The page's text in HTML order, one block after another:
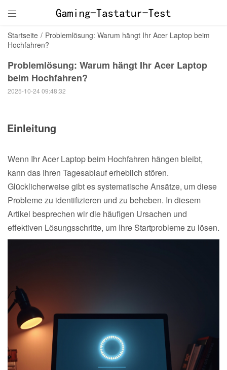

Startseite / Problemlösung: Warum hängt Ihr Acer Laptop beim
Hochfahren?
Problemlösung: Warum hängt Ihr Acer Laptop
beim Hochfahren?
2025-10-24 09:48:32
Einleitung
Wenn Ihr Acer Laptop beim Hochfahren hängen bleibt,
kann das Ihren Tagesablauf erheblich stören.
Glücklicherweise gibt es systematische Ansätze, um diese
Probleme zu identifizieren und zu beheben. In diesem
Artikel besprechen wir die häufigen Ursachen und
effektiven Lösungsschritte, um Ihre Startprobleme zu lösen.